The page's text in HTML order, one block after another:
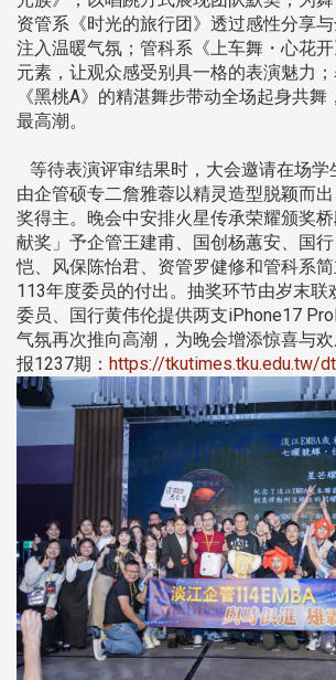
资管系《时光的旅行团》透过感性分享
注入温暖气氛；管科系《上车舞・心花
元素，让观众感受别具一格的表演魅力
《黑桃A》的精湛舞步带动全场起身共舞
最高潮。
等待表演评审结果时，大会邀请在场学
由企管硕专二詹雅蓉以精灵造型脱颖而
奖得主。晚会中安排火星传承荣耀颁奖
献奖」予企管王建甫、国创杨蕙安、国
恺、风保陈怡君、资管罗健修和管科系
113年度委员的付出。抽奖环节由岁末联
委员、国行黄伟伦提供两支iPhone17
气氛再次推向高潮，为晚会增添惊喜与
报1237期： https://tkutimes.tku.edu.tw/